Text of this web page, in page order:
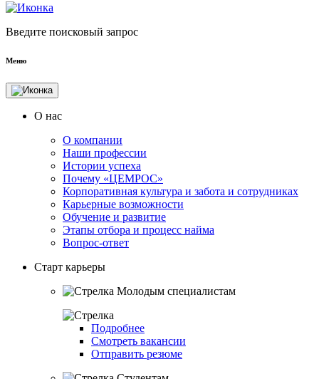
Введите поисковый запрос
Меню
О нас
О компании
Наши профессии
Истории успеха
Почему «ЦЕМРОС»
Корпоративная культура и забота и сотрудниках
Карьерные возможности
Обучение и развитие
Этапы отбора и процесс найма
Вопрос-ответ
Старт карьеры
Молодым специалистам
Подробнее
Смотреть вакансии
Отправить резюме